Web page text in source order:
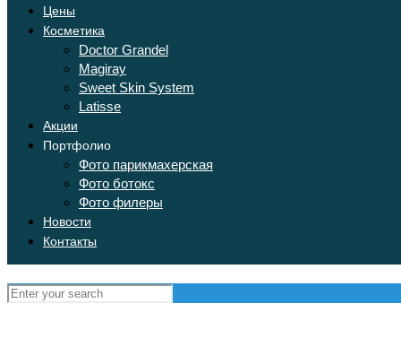
Цены
Косметика
Doctor Grandel
Magiray
Sweet Skin System
Latisse
Акции
Портфолио
Фото парикмахерская
Фото ботокс
Фото филеры
Новости
Контакты